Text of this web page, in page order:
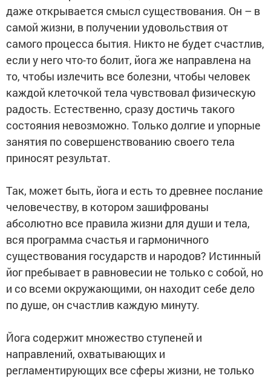
даже открывается смысл существования. Он – в
самой жизни, в получении удовольствия от
самого процесса бытия. Никто не будет счастлив,
если у него что-то болит, йога же направлена на
то, чтобы излечить все болезни, чтобы человек
каждой клеточкой тела чувствовал физическую
радость. Естественно, сразу достичь такого
состояния невозможно. Только долгие и упорные
занятия по совершенствованию своего тела
приносят результат.
Так, может быть, йога и есть то древнее послание
человечеству, в котором зашифрованы
абсолютно все правила жизни для души и тела,
вся программа счастья и гармоничного
существования государств и народов? Истинный
йог пребывает в равновесии не только с собой, но
и со всеми окружающими, он находит себе дело
по душе, он счастлив каждую минуту.
Йога содержит множество ступеней и
направлений, охватывающих и
регламентирующих все сферы жизни, не только